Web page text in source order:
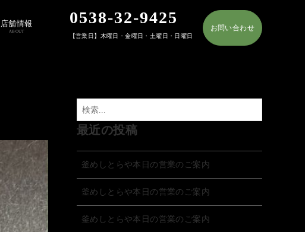
店舗情報
ABOUT
0538-32-9425
【営業日】木曜日・金曜日・土曜日・日曜日
お問い合わせ
最近の投稿
釜めしとらや本日の営業のご案内
釜めしとらや本日の営業のご案内
釜めしとらや本日の営業のご案内